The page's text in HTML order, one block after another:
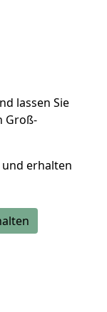
lassen Sie
Groß-
und erhalten